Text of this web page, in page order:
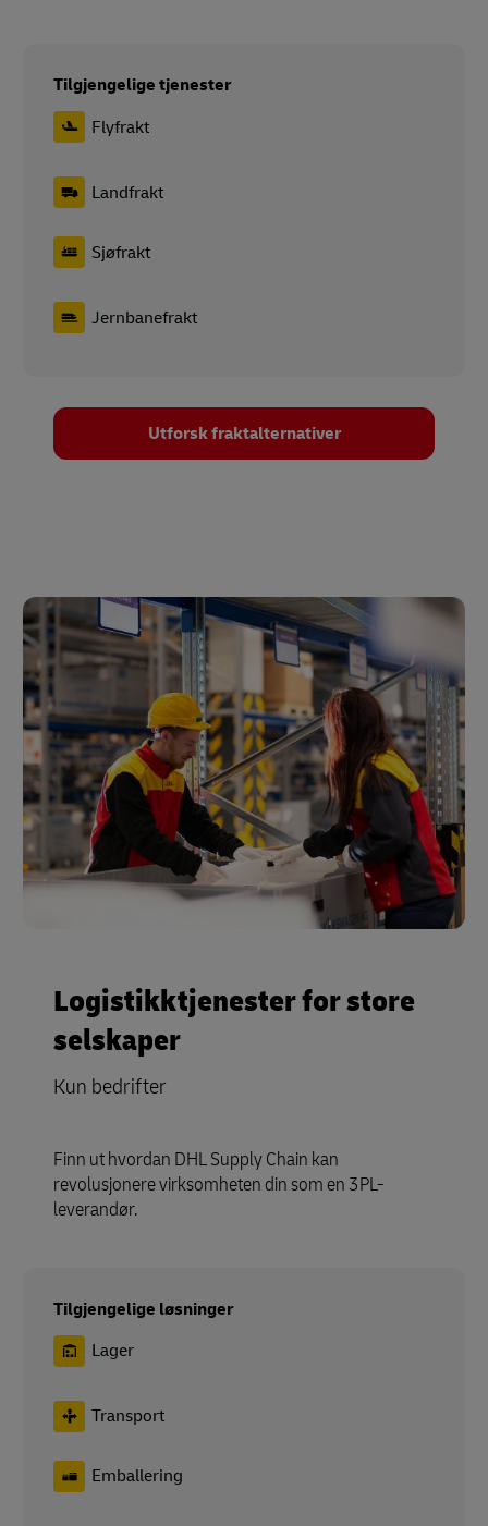
Tilgjengelige tjenester
Flyfrakt
Landfrakt
Sjøfrakt
Jernbanefrakt
Utforsk fraktalternativer
Logistikktjenester for store
selskaper
Kun bedrifter
Finn ut hvordan DHL Supply Chain kan
revolusjonere virksomheten din som en 3PL-
leverandør.
Tilgjengelige løsninger
Lager
Transport
Emballering